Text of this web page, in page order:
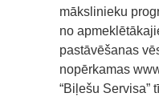
mākslinieku
no
pastāvēšanas
nopērkamas
“Biļešu Servisa”